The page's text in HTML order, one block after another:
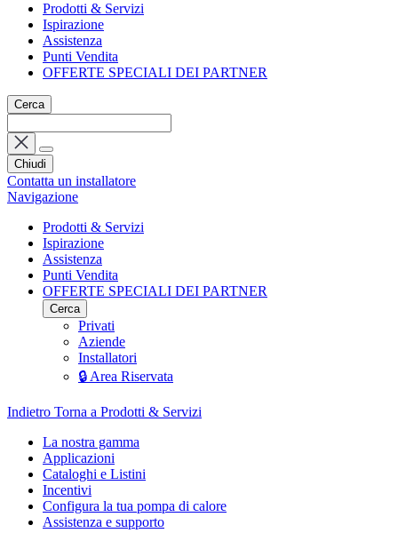
Prodotti & Servizi
Ispirazione
Assistenza
Punti Vendita
OFFERTE SPECIALI DEI PARTNER
Cerca
Chiudi
Contatta un installatore
Navigazione
Prodotti & Servizi
Ispirazione
Assistenza
Punti Vendita
OFFERTE SPECIALI DEI PARTNER
Cerca
Privati
Aziende
Installatori
🔒 Area Riservata
Indietro Torna a Prodotti & Servizi
La nostra gamma
Applicazioni
Cataloghi e Listini
Incentivi
Configura la tua pompa di calore
Assistenza e supporto